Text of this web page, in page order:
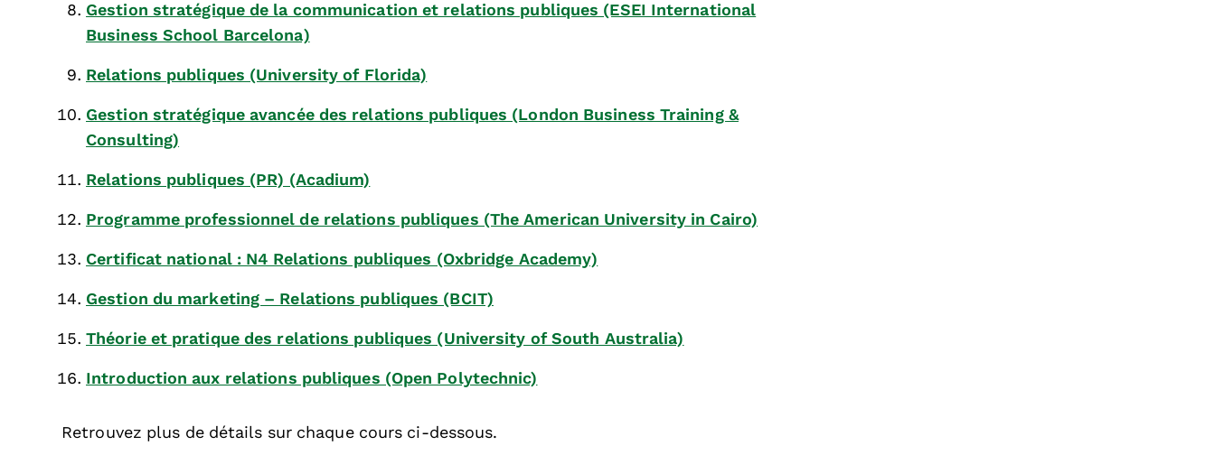
Gestion stratégique de la communication et relations publiques (ESEI International
Business School Barcelona)
Relations publiques (University of Florida)
Gestion stratégique avancée des relations publiques (London Business Training &
Consulting)
Relations publiques (PR) (Acadium)
Programme professionnel de relations publiques (The American University in Cairo)
Certificat national : N4 Relations publiques (Oxbridge Academy)
Gestion du marketing – Relations publiques (BCIT)
Théorie et pratique des relations publiques (University of South Australia)
Introduction aux relations publiques (Open Polytechnic)
Retrouvez plus de détails sur chaque cours ci-dessous.